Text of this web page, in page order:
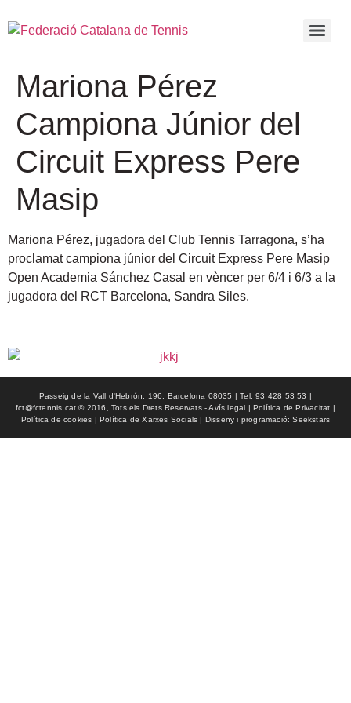
Mariona Pérez
Campiona Júnior del
Circuit Express Pere
Masip
Mariona Pérez, jugadora del Club Tennis Tarragona, s’ha
proclamat campiona júnior del Circuit Express Pere Masip
Open Academia Sánchez Casal en vèncer per 6/4 i 6/3 a la
jugadora del RCT Barcelona, Sandra Siles.
Passeig de la Vall d'Hebrón, 196. Barcelona 08035 | Tel. 93 428 53 53 |
fct@fctennis.cat © 2016, Tots els Drets Reservats - Avís legal | Política de Privacitat |
Política de cookies | Política de Xarxes Socials | Disseny i programació: Seekstars